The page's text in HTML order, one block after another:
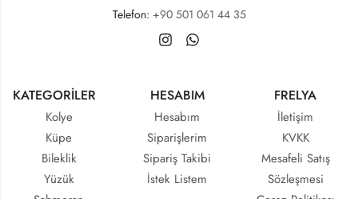
Telefon: +90 501 061 44 35
KATEGORİLER
Kolye
Küpe
Bileklik
Yüzük
HESABIM
Hesabım
Siparişlerim
Sipariş Takibi
İstek Listem
FRELYA
İletişim
KVKK
Mesafeli Satış
Sözleşmesi